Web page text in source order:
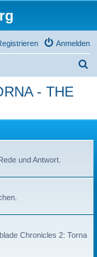
Anmelden
- THE
und Antwort.
Chronicles 2: Torna